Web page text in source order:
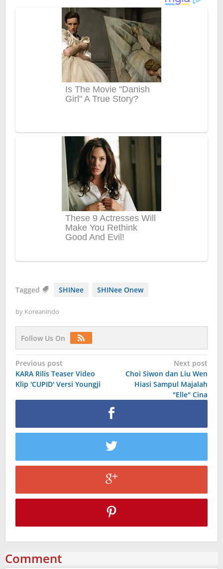
Tagged SHINee SHINee Onew
by Koreanindo
Follow Us On
Post
navigation
Previous post
KARA Rilis Teaser Video
Klip 'CUPID' Versi Youngji
Next post
Choi Siwon dan Liu Wen
Hiasi Sampul Majalah
"Elle" Cina
Comment